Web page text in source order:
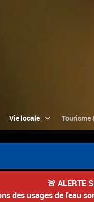
Vie locale Tourisme
🚨 ALERTE
des usages de l'eau